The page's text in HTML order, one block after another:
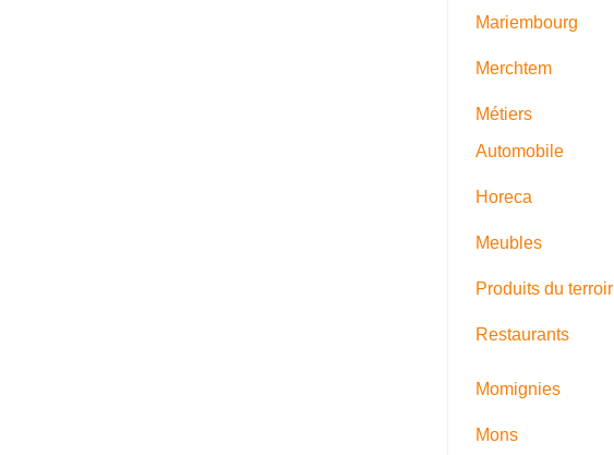
Mariembourg
Merchtem
Métiers
Automobile
Horeca
Meubles
Produits du terroir
Restaurants
Momignies
Mons